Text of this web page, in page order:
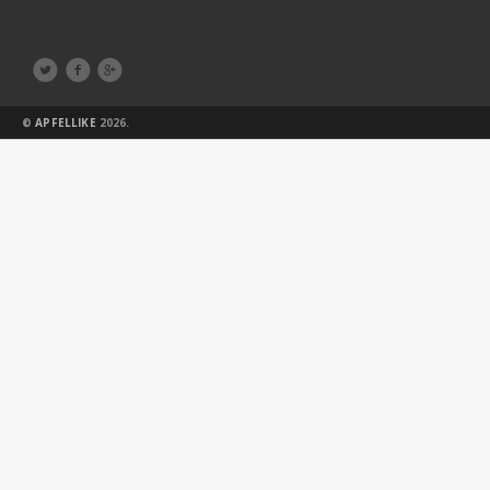
  
©APFELLIKE 2026.